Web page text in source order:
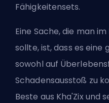
Fähigkeitensets.
Eine Sache, die man
sollte, ist, dass es eine
sowohl auf
Schadensausstoß zu
Beste aus Kha'Zix und